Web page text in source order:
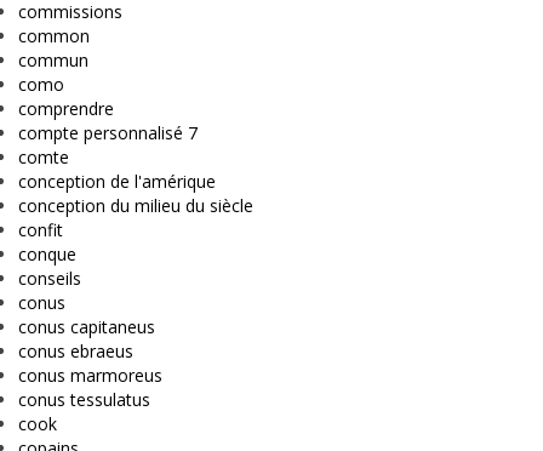
commissions
common
commun
como
comprendre
compte personnalisé 7
comte
conception de l'amérique
conception du milieu du siècle
confit
conque
conseils
conus
conus capitaneus
conus ebraeus
conus marmoreus
conus tessulatus
cook